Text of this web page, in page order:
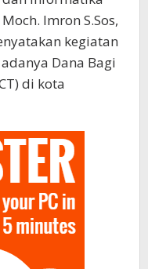
Imron S.Sos,
kegiatan
Dana Bagi
di kota